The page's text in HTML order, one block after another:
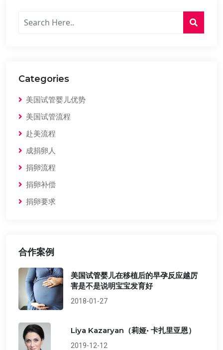
Categories
美国试管婴儿优势
美国试管流程
赴美流程
成捐卵人
捐卵流程
捐卵补偿
捐卵要求
合作案例
美国试管婴儿在移植后的早孕反应越厉
害是不是说明宝宝发育好
2018-01-27
Liya Kazaryan（莉娅• 卡扎里亚恩）
2019-12-12